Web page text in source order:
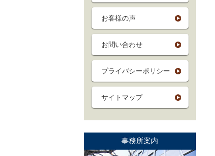
お客様の声
お問い合わせ
プライバシーポリシー
サイトマップ
事務所案内